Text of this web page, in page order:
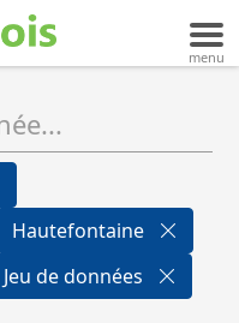
Hautefontaine
Jeu de données